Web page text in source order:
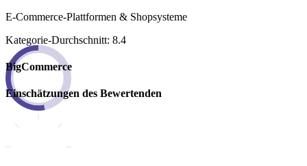
E-Commerce-Plattformen & Shopsysteme
Kategorie-Durchschnitt: 8.4
BigCommerce
Einschätzungen des Bewertenden